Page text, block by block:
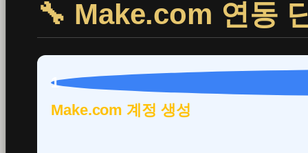
🔧 Make.com 연동
1
Make.com 계정 생성